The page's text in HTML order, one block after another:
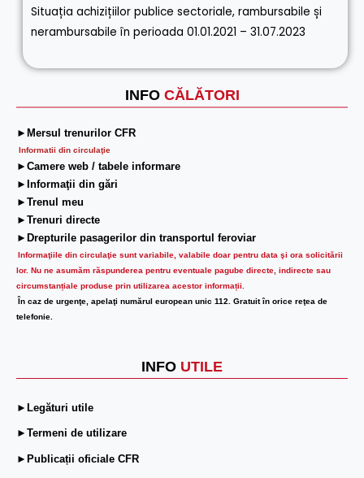
INFO CĂLĂTORI
►Mersul trenurilor CFR
Informatii din circulaţie
►Camere web / tabele informare
►Informaţii din gări
►Trenul meu
►Trenuri directe
►Drepturile pasagerilor din transportul feroviar
Informaţiile din circulaţie sunt variabile, valabile doar pentru data şi ora solicitării
lor. Nu ne asumăm răspunderea pentru eventuale pagube directe, indirecte sau
circumstanțiale produse prin utilizarea acestor informații.
În caz de urgenţe, apelaţi numărul european unic 112. Gratuit în orice reţea de
telefonie.
INFO UTILE
►Legături utile
►Termeni de utilizare
►Publicații oficiale CFR
Situația achizițiilor publice sectoriale, rambursabile și
nerambursabile în perioada 01.01.2021 – 31.07.2023